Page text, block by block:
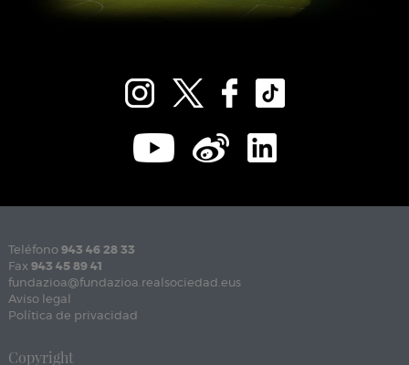
Teléfono 943 46 28 33
Fax 943 45 89 41
fundazioa@fundazioa.realsociedad.eus
Aviso legal
Política de privacidad
Copyright